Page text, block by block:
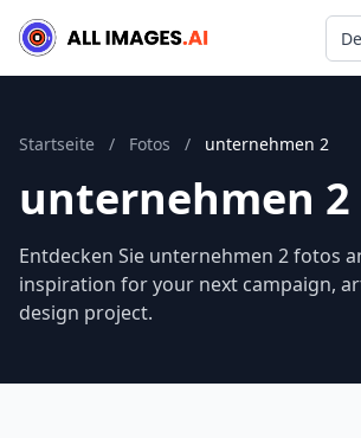
Startseite / Fotos / unternehmen 2
unternehmen 2
Entdecken Sie unternehmen 2 fotos
inspiration for your next campaign,
design project.